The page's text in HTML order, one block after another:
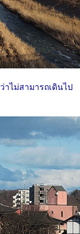
ไม่สามารถเดินไป